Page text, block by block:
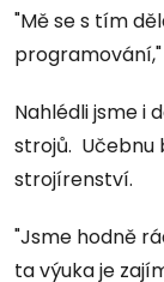
"Mě se s tím
Nahlédli jsme i
strojů. Učebnu
strojírenství.
"Jsme hodně
ta výuka je